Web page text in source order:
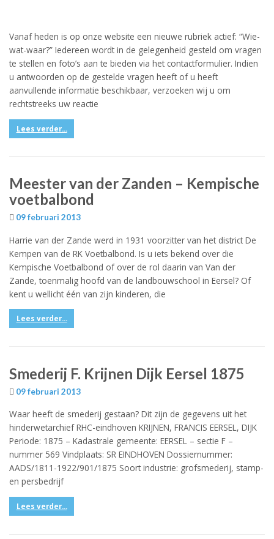
Vanaf heden is op onze website een nieuwe rubriek actief: “Wie-
wat-waar?” Iedereen wordt in de gelegenheid gesteld om vragen
te stellen en foto’s aan te bieden via het contactformulier. Indien
u antwoorden op de gestelde vragen heeft of u heeft
aanvullende informatie beschikbaar, verzoeken wij u om
rechtstreeks uw reactie
Lees verder...
Meester van der Zanden – Kempische
voetbalbond
09 februari 2013
Harrie van der Zande werd in 1931 voorzitter van het district De
Kempen van de RK Voetbalbond. Is u iets bekend over die
Kempische Voetbalbond of over de rol daarin van Van der
Zande, toenmalig hoofd van de landbouwschool in Eersel? Of
kent u wellicht één van zijn kinderen, die
Lees verder...
Smederij F. Krijnen Dijk Eersel 1875
09 februari 2013
Waar heeft de smederij gestaan? Dit zijn de gegevens uit het
hinderwetarchief RHC-eindhoven KRIJNEN, FRANCIS EERSEL, DIJK
Periode: 1875 – Kadastrale gemeente: EERSEL – sectie F –
nummer 569 Vindplaats: SR EINDHOVEN Dossiernummer:
AADS/1811-1922/901/1875 Soort industrie: grofsmederij, stamp-
en persbedrijf
Lees verder...